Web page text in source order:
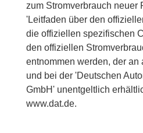
zum Stromverbrauch neuer
'Leitfaden über den
die offiziellen spezifischen
den offiziellen
entnommen werden, der an
und bei der 'Deutschen
GmbH' unentgeltlich
www.dat.de.